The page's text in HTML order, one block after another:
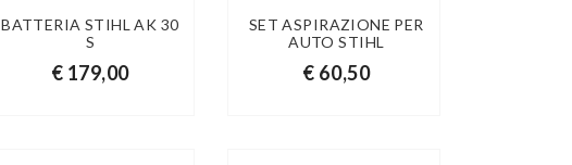
BATTERIA STIHL AK 30
S
€ 179,00
SET ASPIRAZIONE PER
AUTO STIHL
€ 60,50